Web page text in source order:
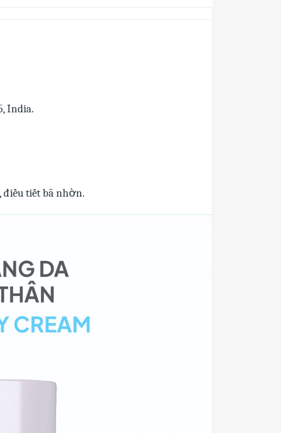
India.
điều tiết bã nhờn.